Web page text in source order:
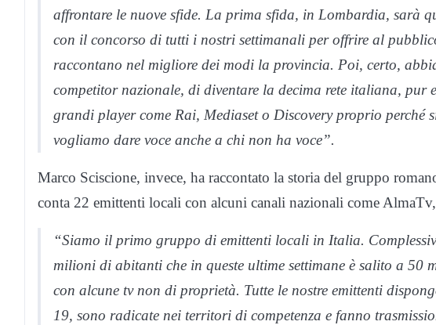
affrontare le nuove sfide. La prima sfida, in Lombardia, sarà
con il concorso di tutti i nostri settimanali per offrire al
raccontano nel migliore dei modi la provincia. Poi, certo,
competitor nazionale, di diventare la decima rete italiana, pur
grandi player come Rai, Mediaset o Discovery proprio
vogliamo dare voce anche a chi non ha voce”.
Marco Sciscione, invece, ha raccontato la storia del gruppo
conta 22 emittenti locali con alcuni canali nazionali come
“Siamo il primo gruppo di emittenti locali in Italia.
milioni di abitanti che in queste ultime settimane è salito a 50
con alcune tv non di proprietà. Tutte le nostre emittenti
19, sono radicate nei territori di competenza e fanno